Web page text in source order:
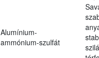
Alumínium-
ammónium-szulfát